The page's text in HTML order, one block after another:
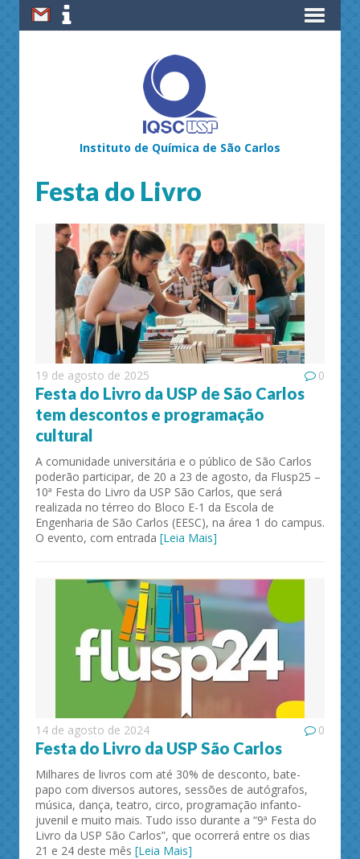
Instituto de Química de São Carlos
Festa do Livro
19 de agosto de 2025 0
Festa do Livro da USP de São Carlos
tem descontos e programação
cultural
A comunidade universitária e o público de São Carlos
poderão participar, de 20 a 23 de agosto, da Flusp25 –
10ª Festa do Livro da USP São Carlos, que será
realizada no térreo do Bloco E-1 da Escola de
Engenharia de São Carlos (EESC), na área 1 do campus.
O evento, com entrada [Leia Mais]
14 de agosto de 2024 0
Festa do Livro da USP São Carlos
Milhares de livros com até 30% de desconto, bate-
papo com diversos autores, sessões de autógrafos,
música, dança, teatro, circo, programação infanto-
juvenil e muito mais. Tudo isso durante a “9ª Festa do
Livro da USP São Carlos”, que ocorrerá entre os dias
21 e 24 deste mês [Leia Mais]